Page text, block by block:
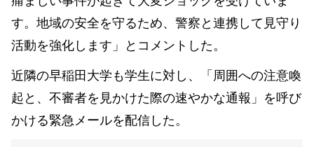
す。地域の安全を守るため、警察と連携して見守り
活動を強化します」とコメントした。
近隣の早稲田大学も学生に対し、「周囲への注意喚
起と、不審者を見かけた際の速やかな通報」を呼び
かける緊急メールを配信した。